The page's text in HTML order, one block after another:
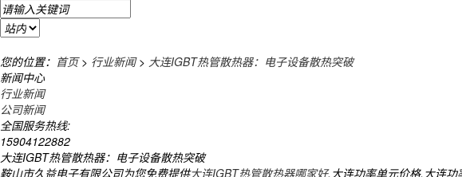
您的位置： 首页> 行业新闻> 大连IGBT热管散热器：电子设备散热突破
新闻中心
行业新闻
公司新闻
全国服务热线:
15904122882
大连IGBT热管散热器：电子设备散热突破
鞍山市久益电子有限公司为您免费提供大连IGBT热管散热器哪家好,大连功率单元价格,大连